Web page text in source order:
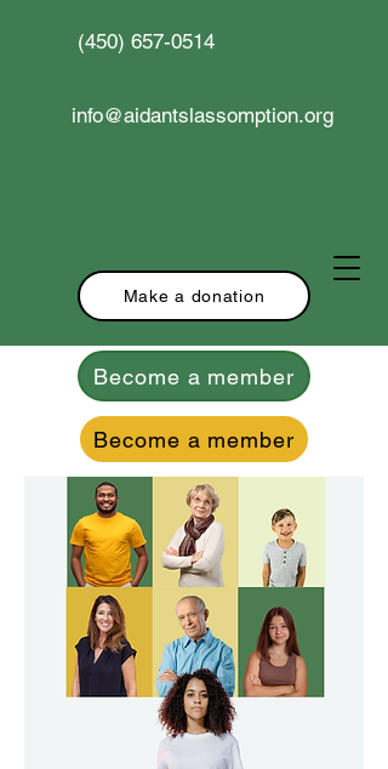
Become a member
Become a member
(450) 657-0514
info@aidantslassomption.org
Make a donation